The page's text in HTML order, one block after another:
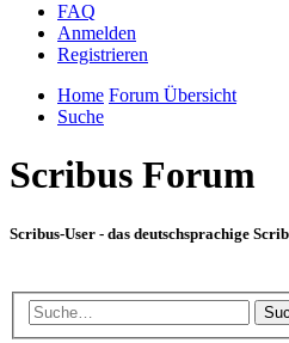
FAQ
Anmelden
Registrieren
Home Forum Übersicht
Suche
Scribus Forum
Scribus-User - das deutschsprachige